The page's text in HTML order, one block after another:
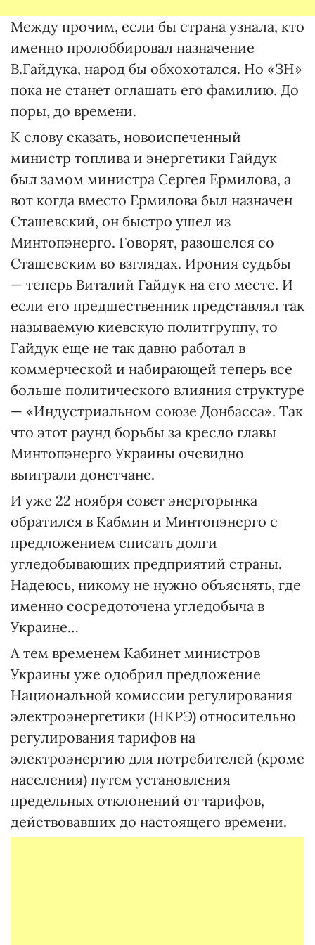
Между прочим, если бы страна узнала, кто
именно пролоббировал назначение
В.Гайдука, народ бы обхохотался. Но «ЗН»
пока не станет оглашать его фамилию. До
поры, до времени.
К слову сказать, новоиспеченный
министр топлива и энергетики Гайдук
был замом министра Сергея Ермилова, а
вот когда вместо Ермилова был назначен
Сташевский, он быстро ушел из
Минтопэнерго. Говорят, разошелся со
Сташевским во взглядах. Ирония судьбы
— теперь Виталий Гайдук на его месте. И
если его предшественник представлял так
называемую киевскую политгруппу, то
Гайдук еще не так давно работал в
коммерческой и набирающей теперь все
больше политического влияния структуре
— «Индустриальном союзе Донбасса». Так
что этот раунд борьбы за кресло главы
Минтопэнерго Украины очевидно
выиграли донетчане.
И уже 22 ноября совет энергорынка
обратился в Кабмин и Минтопэнерго с
предложением списать долги
угледобывающих предприятий страны.
Надеюсь, никому не нужно объяснять, где
именно сосредоточена угледобыча в
Украине…
А тем временем Кабинет министров
Украины уже одобрил предложение
Национальной комиссии регулирования
электроэнергетики (НКРЭ) относительно
регулирования тарифов на
электроэнергию для потребителей (кроме
населения) путем установления
предельных отклонений от тарифов,
действовавших до настоящего времени.